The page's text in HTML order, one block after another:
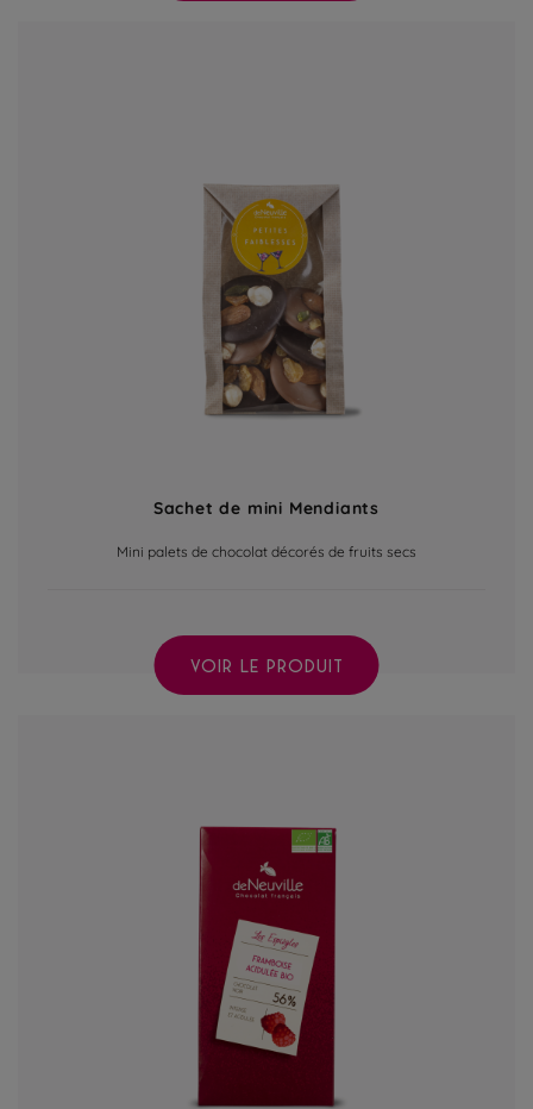
Sachet de mini Mendiants
Mini palets de chocolat décorés de fruits secs
VOIR LE PRODUIT